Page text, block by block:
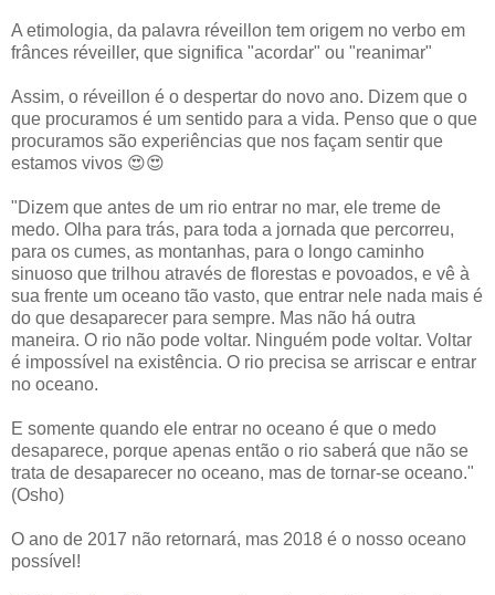
A etimologia, da palavra réveillon tem origem no verbo em
frânces réveiller, que significa "acordar" ou "reanimar"
Assim, o réveillon é o despertar do novo ano. Dizem que o
que procuramos é um sentido para a vida. Penso que o que
procuramos são experiências que nos façam sentir que
estamos vivos 😍😍
"Dizem que antes de um rio entrar no mar, ele treme de
medo. Olha para trás, para toda a jornada que percorreu,
para os cumes, as montanhas, para o longo caminho
sinuoso que trilhou através de florestas e povoados, e vê à
sua frente um oceano tão vasto, que entrar nele nada mais é
do que desaparecer para sempre. Mas não há outra
maneira. O rio não pode voltar. Ninguém pode voltar. Voltar
é impossível na existência. O rio precisa se arriscar e entrar
no oceano.
E somente quando ele entrar no oceano é que o medo
desaparece, porque apenas então o rio saberá que não se
trata de desaparecer no oceano, mas de tornar-se oceano."
(Osho)
O ano de 2017 não retornará, mas 2018 é o nosso oceano
possível!